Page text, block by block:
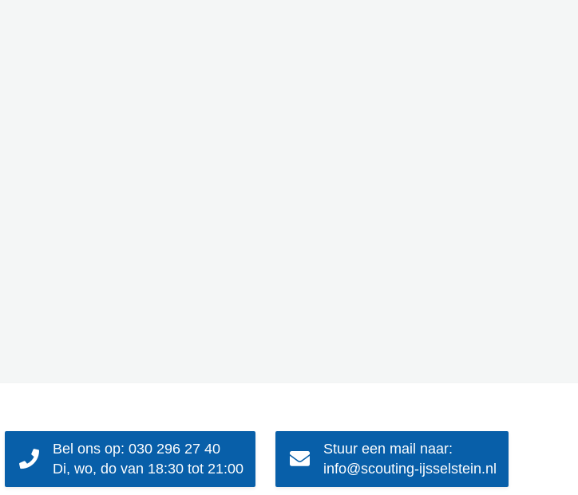
Bel ons op: 030 296 27 40
Di, wo, do van 18:30 tot 21:00
Stuur een mail naar:
info@scouting-ijsselstein.nl